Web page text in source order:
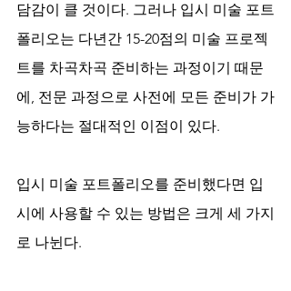
담감이 클 것이다. 그러나 입시 미술 포트
폴리오는 다년간 15-20점의 미술 프로젝
트를 차곡차곡 준비하는 과정이기 때문
에, 전문 과정으로 사전에 모든 준비가 가
능하다는 절대적인 이점이 있다.
입시 미술 포트폴리오를 준비했다면 입
시에 사용할 수 있는 방법은 크게 세 가지
로 나뉜다.